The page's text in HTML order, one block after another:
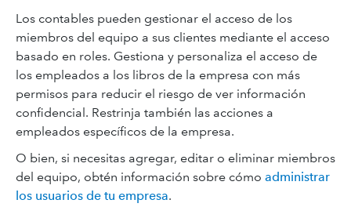
Los contables pueden gestionar el acceso de los
miembros del equipo a sus clientes mediante el acceso
basado en roles. Gestiona y personaliza el acceso de
los empleados a los libros de la empresa con más
permisos para reducir el riesgo de ver información
confidencial. Restrinja también las acciones a
empleados específicos de la empresa.
O bien, si necesitas agregar, editar o eliminar miembros
del equipo, obtén información sobre cómo administrar
los usuarios de tu empresa.